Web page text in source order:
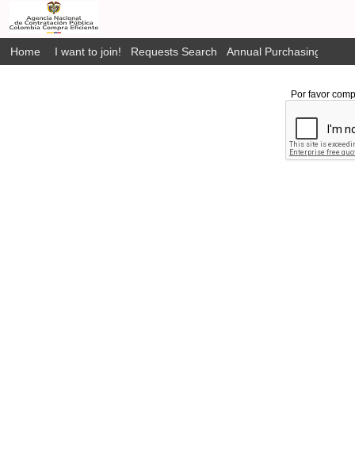
Home I want to join! Requests Search Annual Purchasing Plan
Por favor